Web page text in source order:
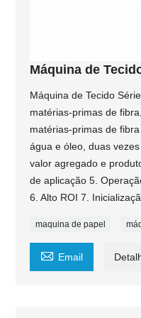
Máquina de
Máquina de Tecido
matérias-primas de
matérias-primas de
água e óleo, duas
valor agregado e
de aplicação 5.
6. Alto ROI 7.
maquina de papel
 Email